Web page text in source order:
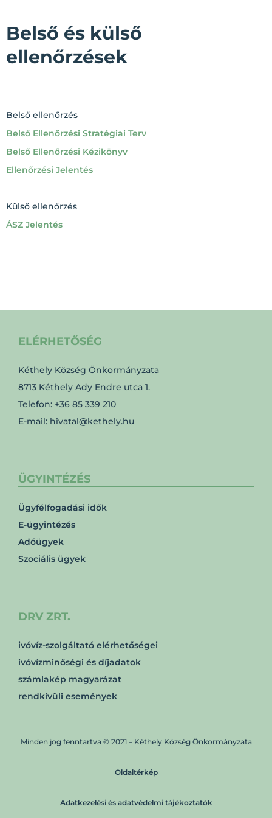
Belső és külső
ellenőrzések
Belső ellenőrzés
Belső Ellenőrzési Stratégiai Terv
Belső Ellenőrzési Kézikönyv
Ellenőrzési Jelentés
Külső ellenőrzés
ÁSZ Jelentés
ELÉRHETŐSÉG
Kéthely Község Önkormányzata
8713 Kéthely Ady Endre utca 1.
Telefon: +36 85 339 210
E-mail: hivatal@kethely.hu
ÜGYINTÉZÉS
Ügyfélfogadási idők
E-ügyintézés
Adóügyek
Szociális ügyek
DRV ZRT.
ivóvíz-szolgáltató elérhetőségei
ivóvízminőségi és díjadatok
számlakép magyarázat
rendkívüli események
Minden jog fenntartva © 2021 – Kéthely Község Önkormányzata
Oldaltérkép
Adatkezelési és adatvédelmi tájékoztatók